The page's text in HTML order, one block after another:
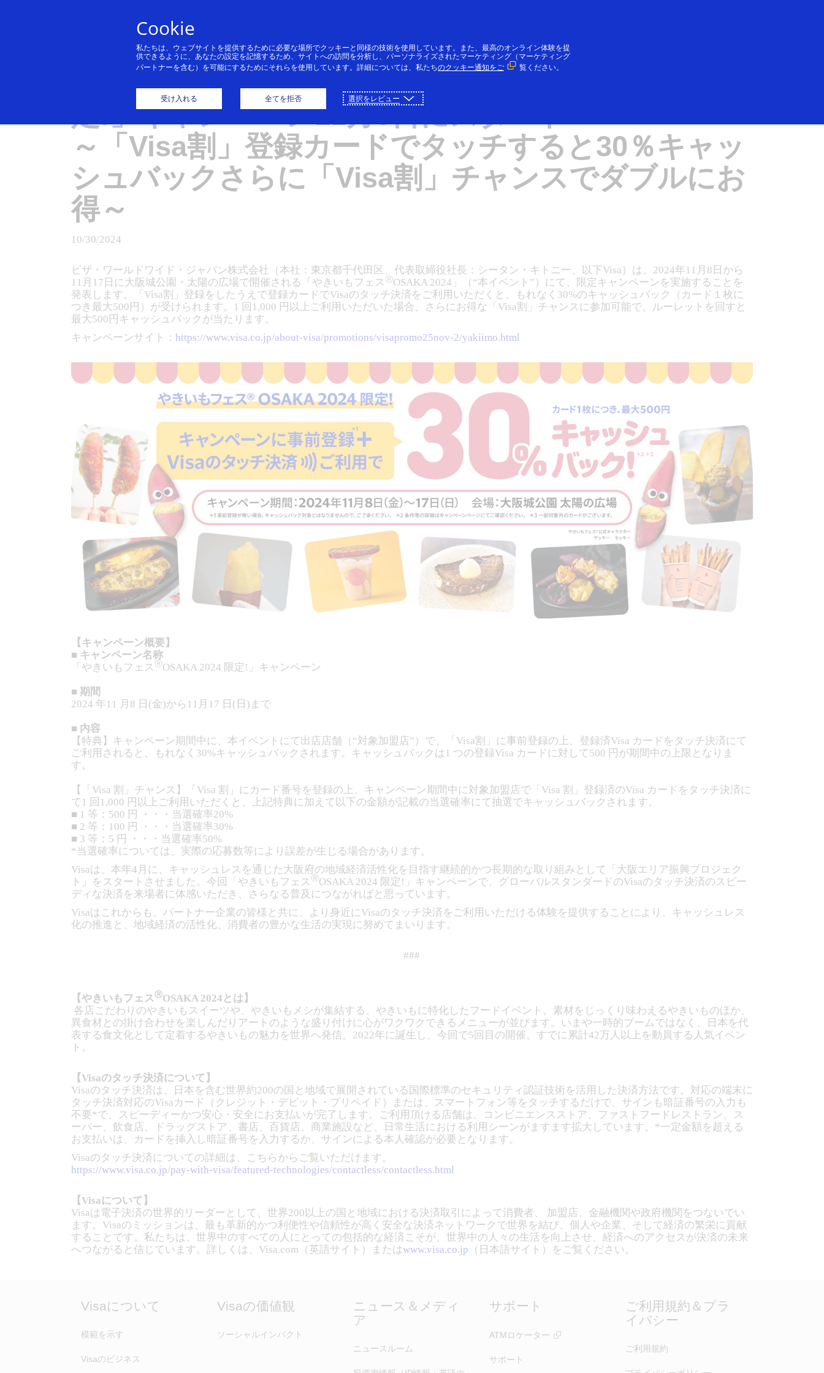
個人のお客様 法人・個人事業主のお客様 VISAができること
Visaでタッチ 「やきいもフェス Ⓡ
定!」キャンペーン11月8日にスタート
～「Visa割」登録カードでタッチすると30％キャッ
シュバックさらに「Visa割」チャンスでダブルにお
得～
10/30/2024
ビザ・ワールドワイド・ジャパン株式会社（本社：東京都千代田区、代表取締役社長：シータン・キトニー、以下Visa）は、2024年11月8日から
11月17日に大阪城公園・太陽の広場で開催される「やきいもフェスⓇOSAKA 2024」（“本イベント”）にて、限定キャンペーンを実施することを
発表します。「Visa割」登録をしたうえで登録カードでVisaのタッチ決済をご利用いただくと、もれなく30%のキャッシュバック（カード１枚に
つき最大500円）が受けられます。1 回1,000 円以上ご利用いただいた場合、さらにお得な「Visa割」チャンスに参加可能で、ルーレットを回すと
最大500円キャッシュバックが当たります。
キャンペーンサイト： https://www.visa.co.jp/about-visa/promotions/visapromo25nov-2/yakiimo.html
【キャンペーン概要】
■ キャンペーン名称
「やきいもフェス ⓇOSAKA 2024 限定!」キャンペーン
■ 期間
2024 年11 月8 日(金)から11月17 日(日)まで
■ 内容
【特典】キャンペーン期間中に、本イベントにて出店店舗（“対象加盟店”）で、「Visa割」に事前登録の上、登録済Visa カードをタッチ決済にて
ご利用されると、もれなく30%キャッシュバックされます。キャッシュバックは1 つの登録Visa カードに対して500 円が期間中の上限となりま
す。
【「Visa 割」チャンス】「Visa 割」にカード番号を登録の上、キャンペーン期間中に対象加盟店で「Visa 割」登録済のVisa カードをタッチ決済に
て1 回1,000 円以上ご利用いただくと、上記特典に加えて以下の金額が記載の当選確率にて抽選でキャッシュバックされます。
■ 1 等：500 円 ・・・当選確率20%
■ 2 等：100 円 ・・・当選確率30%
■ 3 等：5 円 ・・・当選確率50%
*当選確率については、実際の応募数等により誤差が生じる場合があります。
Visaは、本年4月に、キャッシュレスを通じた大阪府の地域経済活性化を目指す継続的かつ長期的な取り組みとして「大阪エリア振興プロジェク
ト」をスタートさせました。今回「やきいもフェス ⓇOSAKA 2024 限定!」キャンペーンで、グローバルスタンダードのVisaのタッチ決済のスピー
ディな決済を来場者に体感いただき、さらなる普及につながればと思っています。
Visaはこれからも、パートナー企業の皆様と共に、より身近にVisaのタッチ決済をご利用いただける体験を提供することにより、キャッシュレス
化の推進と、地域経済の活性化、消費者の豊かな生活の実現に努めてまいります。
###
【やきいもフェスⓇOSAKA 2024とは】
各店こだわりのやきいもスイーツや、やきいもメシが集結する、やきいもに特化したフードイベント。素材をじっくり味わえるやきいものほか、
異食材との掛け合わせを楽しんだりアートのような盛り付けに心がワクワクできるメニューが並びます。いまや一時的ブームではなく、日本を代
表する食文化として定着するやきいもの魅力を世界へ発信。2022年に誕生し、今回で5回目の開催。すでに累計42万人以上を動員する人気イベン
ト。
【Visaのタッチ決済について】
Visaのタッチ決済は、日本を含む世界約200の国と地域で展開されている国際標準のセキュリティ認証技術を活用した決済方法です。対応の端末に
タッチ決済対応のVisaカード（クレジット・デビット・プリペイド）または、スマートフォン等をタッチするだけで、サインも暗証番号の入力も
不要*で、スピーディーかつ安心・安全にお支払いが完了します。ご利用頂ける店舗は、コンビニエンスストア、ファストフードレストラン、ス
ーパー、飲食店、ドラッグストア、書店、百貨店、商業施設など、日常生活における利用シーンがますます拡大しています。*一定金額を超える
お支払いは、カードを挿入し暗証番号を入力するか、サインによる本人確認が必要となります。
Visaのタッチ決済についての詳細は、こちらからご覧いただけます。
https://www.visa.co.jp/pay-with-visa/featured-technologies/contactless/contactless.html
【Visaについて】
Visaは電子決済の世界的リーダーとして、世界200以上の国と地域における決済取引によって消費者、 加盟店、金融機関や政府機関をつないでい
ます。Visaのミッションは、最も革新的かつ利便性や信頼性が高く安全な決済ネットワークで世界を結び、個人や企業、そして経済の繁栄に貢献
することです。私たちは、世界中のすべての人にとっての包括的な経済こそが、世界中の人々の生活を向上させ、経済へのアクセスが決済の未来
へつながると信じています。詳しくは、Visa.com（英語サイト）またはwww.visa.co.jp （日本語サイト）をご覧ください。
Visaについて
模範を示す
Visaのビジネス
Visaの価値観
ソーシャルインパクト
ニュース＆メディ
ア
ニュースルーム
サポート
ATMロケーター
サポート
ご利用規約＆プラ
イバシー
ご利用規約
Cookie
私たちは、ウェブサイトを提供するために必要な場所でクッキーと同様の技術を使用しています。また、最高のオンライン体験を提
供できるように、あなたの設定を記憶するため、サイトへの訪問を分析し、パーソナライズされたマーケティング（マーケティング
パートナーを含む）を可能にするためにそれらを使用しています。詳細については、私たちのクッキー通知をご 覧ください。
受け入れる 全てを拒否 選択をレビュー